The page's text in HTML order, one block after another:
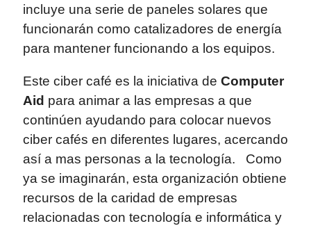
incluye una serie de paneles solares que
funcionarán como catalizadores de energía
para mantener funcionando a los equipos.
Este ciber café es la iniciativa de Computer
Aid para animar a las empresas a que
continúen ayudando para colocar nuevos
ciber cafés en diferentes lugares, acercando
así a mas personas a la tecnología. Como
ya se imaginarán, esta organización obtiene
recursos de la caridad de empresas
relacionadas con tecnología e informática y